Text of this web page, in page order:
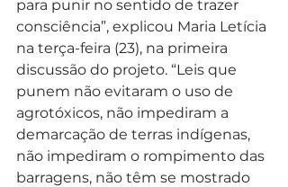
para punir no sentido de trazer
consciência”, explicou Maria Letícia
na terça-feira (23), na primeira
discussão do projeto. “Leis que
punem não evitaram o uso de
agrotóxicos, não impediram a
demarcação de terras indígenas,
não impediram o rompimento das
barragens, não têm se mostrado